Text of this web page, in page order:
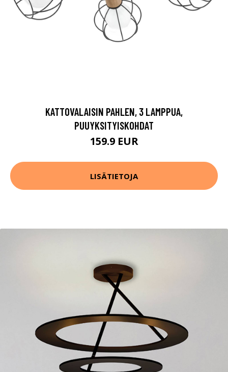
KATTOVALAISIN PAHLEN, 3 LAMPPUA,
PUUYKSITYISKOHDAT
159.9 EUR
LISÄTIETOJA